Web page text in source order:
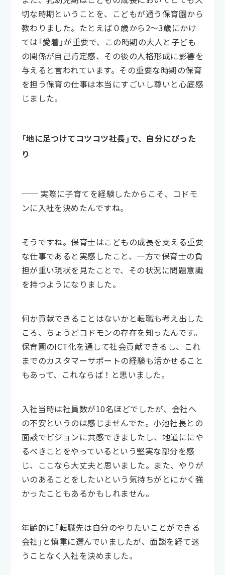
切な時期ということを、こどもが通う保育園から
教わりました。たとえば０歳から2〜3歳にかけ
ては「愛着」が重要で、この時期の大人と子ども
の関係が自己肯定感、その後の人格形成に影響を
与えると言われています。その重要な時期の保育
を担う保育の仕事は本当にすごいし尊いと心底感
じました。
「地に足つけてコツコツ社長」で、自分にぴった
り
── 実際に子育てを経験したからこそ、コドモ
ンに入社を決めたんですね。
そうですね。保育士はこどもの成長を支える重要
な仕事であると実感したこと、一方で保育士の負
担が重い現状を見たことで、その状況に問題意識
を持つようになりました。
何か貢献できることはないかと転職も考え出した
ころ、ちょうどコドモンの存在を知ったんです。
保育園のICT化を通して社会貢献できるし、これ
までのカスタマーサポートの経験も活かせること
もあって、これならば！と思いました。
入社当時は社員数が10名ほどでしたが、会社へ
の不安というのは感じませんでた。小池社長との
面談でビジョンに共感できましたし、地道ににや
るべきことをやっているという堅実な部分を感
じ、ここなら大丈夫と思いました。また、やりが
いのあることをしたいという気持ちがとにかく強
かったこともあるかもしれません。
年齢的に「転職先は自分のやりたいことができる
会社」と慎重に選んでいましたが、面談を経て迷
うことなく入社を決めました。